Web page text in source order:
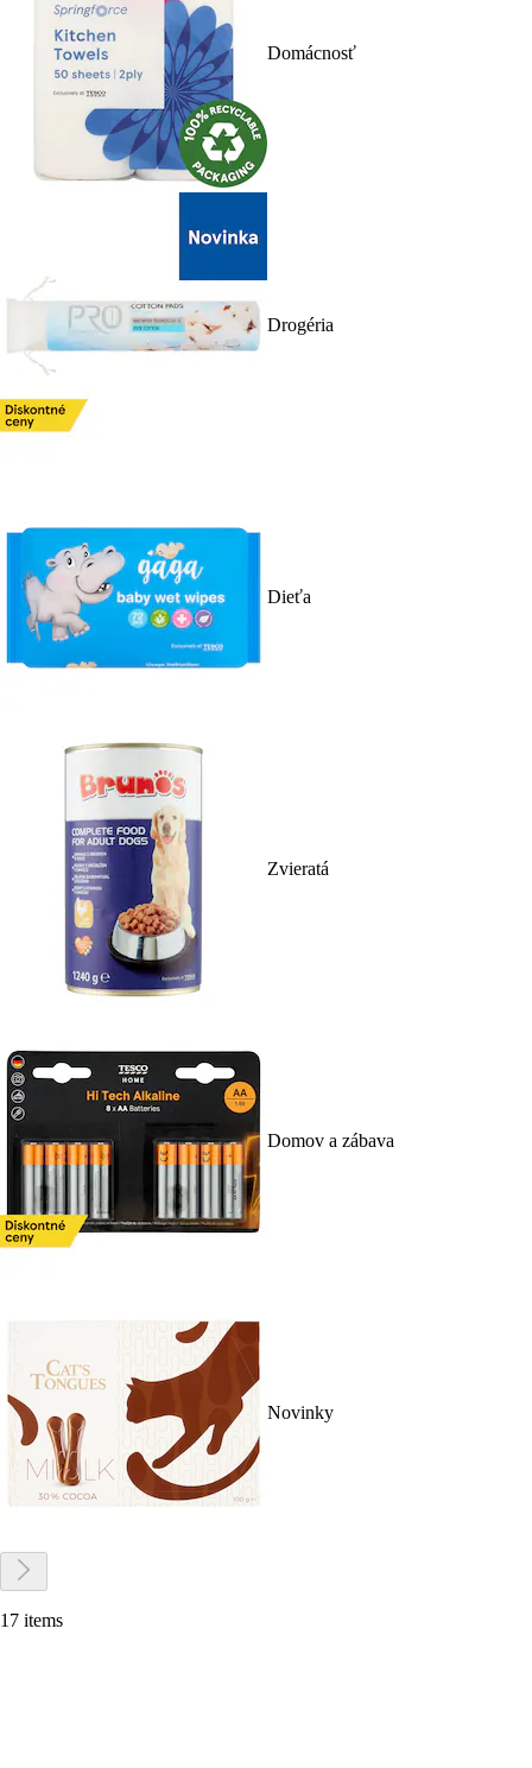
Domácnosť
Drogéria
Dieťa
Zvieratá
Domov a zábava
Novinky
17 items